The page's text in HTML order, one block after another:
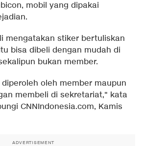
mobil yang dipakai
mengatakan stiker bertuliskan
bisa dibeli dengan mudah di
bukan member.
oleh member maupun
membeli di sekretariat," kata
CNNIndonesia.com, Kamis
ADVERTISEMENT